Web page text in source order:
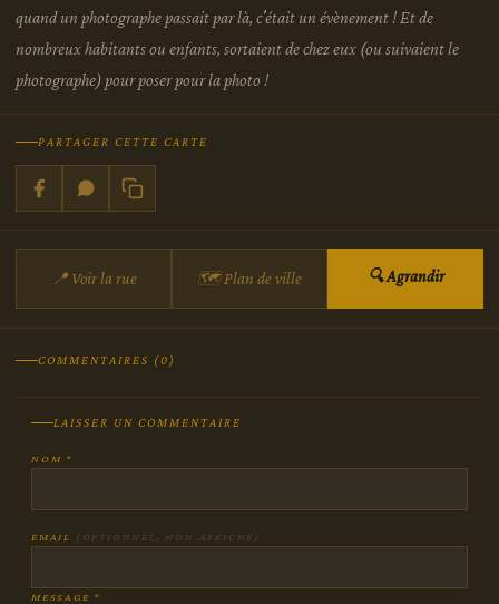
quand un photographe passait par là, c'était un évènement ! Et de
nombreux habitants ou enfants, sortaient de chez eux (ou suivaient le
photographe) pour poser pour la photo !
PARTAGER CETTE CARTE
📍 Voir la rue 🗺 Plan de ville 🔍 Agrandir
COMMENTAIRES (0)
LAISSER UN COMMENTAIRE
NOM *
EMAIL (OPTIONNEL, NON AFFICHÉ)
MESSAGE *